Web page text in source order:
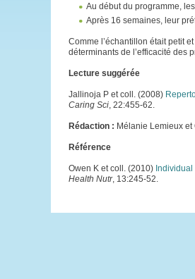
Au début du programme,
Après 16 semaines, leur
Comme l’échantillon était petit
déterminants de l’efficacité des
Lecture suggérée
Jallinoja P et coll. (2008)
Caring Sci, 22:455-62.
Rédaction : Mélanie Lemieux
Référence
Owen K et coll. (2010)
Health Nutr, 13:245-52.